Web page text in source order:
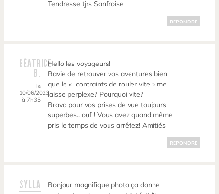
Tendresse tjrs Sanfroise
RÉPONDRE
BÉATRICE
B.
le
10/06/2023
à 7h35
Hello les voyageurs!
Ravie de retrouver vos aventures bien
que le « contraints de rouler vite » me
laisse perplexe? Pourquoi vite?
Bravo pour vos prises de vue toujours
superbes.. ouf ! Vous avez quand même
pris le temps de vous arrêtez! Amitiés
RÉPONDRE
SYLLA
Bonjour magnifique photo ça donne